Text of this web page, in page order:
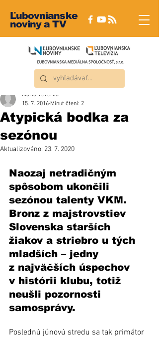
Ľubovnianske
noviny a TV
Atypická bodka za
sezónou
Mário Veverka
15. 7. 2016 Minut čtení: 2
Aktualizováno: 23. 7. 2020
Naozaj netradičným
spôsobom ukončili
sezónou talenty VKM.
Bronz z majstrovstiev
Slovenska starších
žiakov a striebro u tých
mladších – jedny
z najväčších úspechov
v histórii klubu, totiž
neušli pozornosti
samosprávy.
Poslednú júnovú stredu sa tak primátor